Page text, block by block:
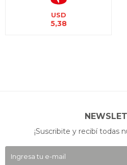
USD
5,38
¡Suscribite y recibí todas